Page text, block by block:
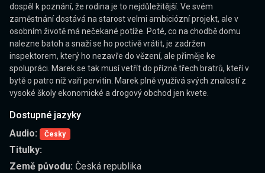
dospěl k poznání, že rodina je to nejdůležitější. Ve svém
zaměstnání dostává na starost velmi ambiciózní projekt, ale v
osobním životě má nečekané potíže. Poté, co na chodbě domu
nalezne batoh a snaží se ho poctivě vrátit, je zadržen
inspektorem, který ho nezavře do vězení, ale přiměje ke
spolupráci. Marek se tak musí vetřít do přízně třech bratrů, kteří v
bytě o patro níž vaří pervitin. Marek plně využívá svých znalostí z
vysoké školy ekonomické a drogový obchod jen kvete.
Dostupné jazyky
Audio:
Česky
Titulky:
Země původu: Česká republika